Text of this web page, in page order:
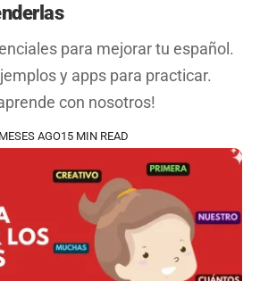
para mejorar tu español.
y apps para practicar.
con nosotros!
AGO15 MIN READ